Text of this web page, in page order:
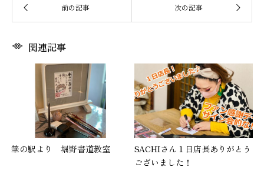
関連記事
筆の駅より 堀野書道教室
SACHIさん１日店長ありがとう
ございました！